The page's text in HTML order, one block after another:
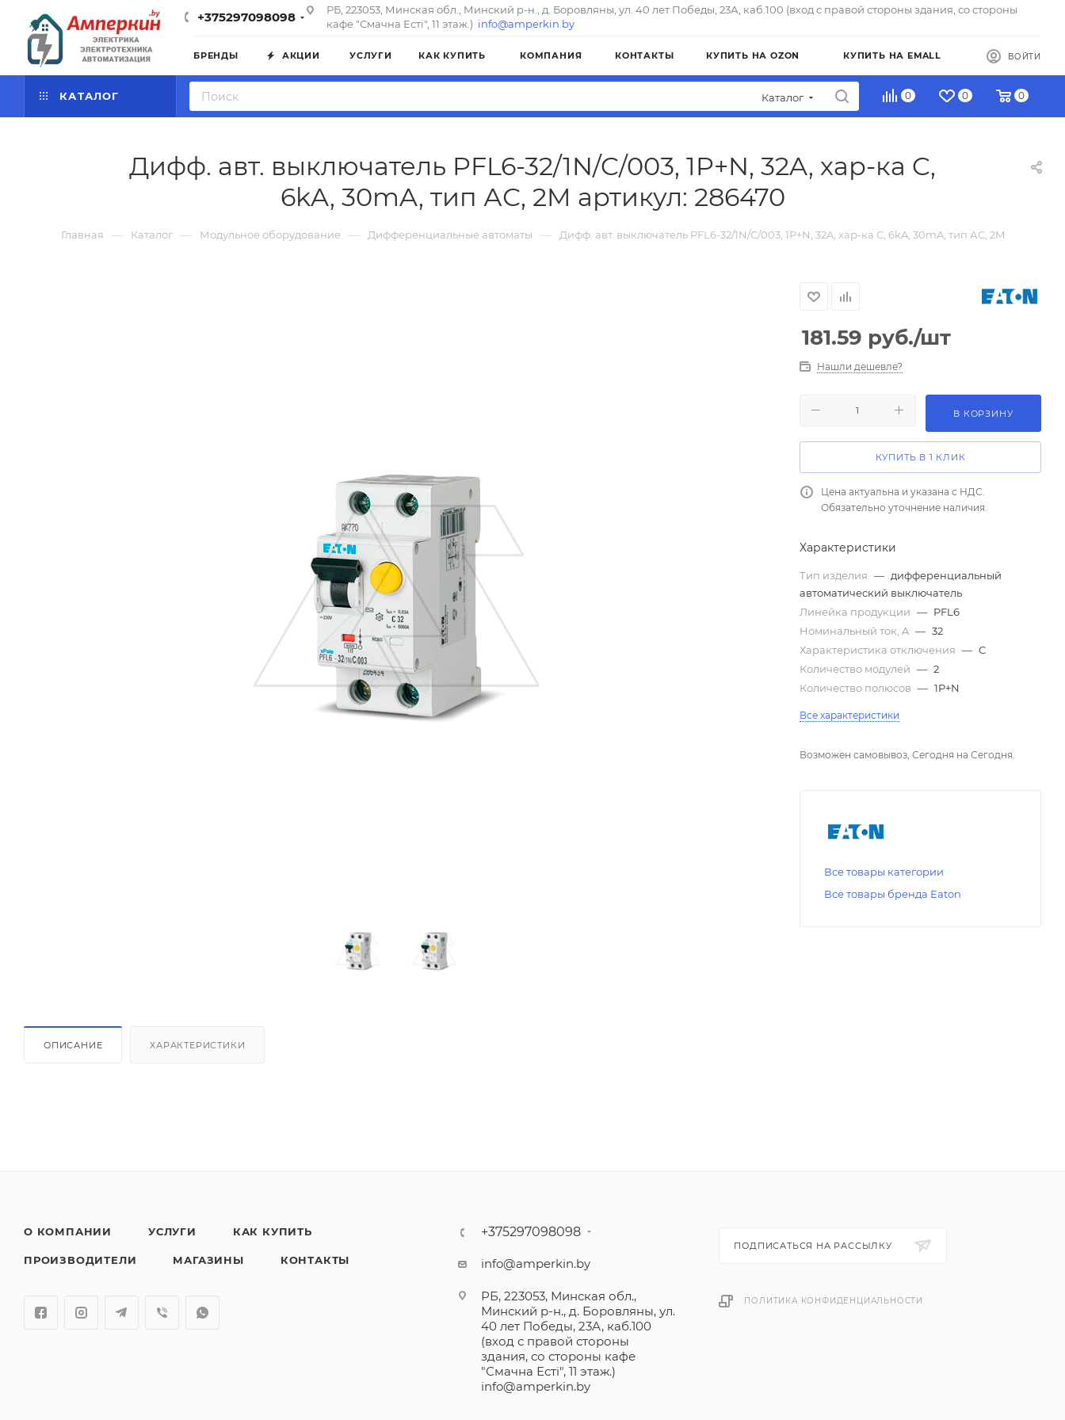
+375297098098
РБ, 223053, Минская обл., Минский р-н., д. Боровляны, ул. 40 лет Победы, 23А, каб.100 (вход с правой стороны здания, со стороны
кафе "Смачна Естi", 11 этаж.) info@amperkin.by
БРЕНДЫ АКЦИИ УСЛУГИ КАК КУПИТЬ КОМПАНИЯ КОНТАКТЫ КУПИТЬ НА OZON КУПИТЬ НА EMALL ВОЙТИ
КАТАЛОГ Каталог 0 0 0
Дифф. авт. выключатель PFL6-32/1N/C/003, 1P+N, 32A, хар-ка C,
6kA, 30mA, тип АС, 2M артикул: 286470
Главная — Каталог — Модульное оборудование — Дифференциальные автоматы — Дифф. авт. выключатель PFL6-32/1N/C/003, 1P+N, 32A, хар-ка C, 6kA, 30mA, тип АС, 2M
ОПИСАНИЕ ХАРАКТЕРИСТИКИ
181.59 руб./шт
Нашли дешевле?
В КОРЗИНУ
КУПИТЬ В 1 КЛИК
Цена актуальна и указана с НДС.
Обязательно уточнение наличия.
Характеристики
Тип изделия — дифференциальный
автоматический выключатель
Линейка продукции — PFL6
Номинальный ток, A — 32
Характеристика отключения — C
Количество модулей — 2
Количество полюсов — 1P+N
Все характеристики
Возможен самовывоз, Сегодня на Сегодня.
Все товары категории
Все товары бренда Eaton
О КОМПАНИИ УСЛУГИ КАК КУПИТЬ
ПРОИЗВОДИТЕЛИ МАГАЗИНЫ КОНТАКТЫ
+375297098098
info@amperkin.by
РБ, 223053, Минская обл.,
Минский р-н., д. Боровляны, ул.
40 лет Победы, 23А, каб.100
(вход с правой стороны
здания, со стороны кафе
"Смачна Естi", 11 этаж.)
info@amperkin.by
ПОДПИСАТЬСЯ НА РАССЫЛКУ
ПОЛИТИКА КОНФИДЕНЦИАЛЬНОСТИ